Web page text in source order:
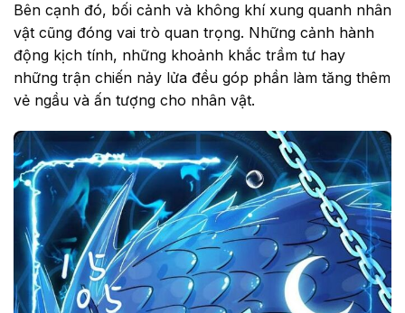
Bên cạnh đó, bối cảnh và không khí xung quanh nhân
vật cũng đóng vai trò quan trọng. Những cảnh hành
động kịch tính, những khoảnh khắc trầm tư hay
những trận chiến nảy lửa đều góp phần làm tăng thêm
vẻ ngầu và ấn tượng cho nhân vật.